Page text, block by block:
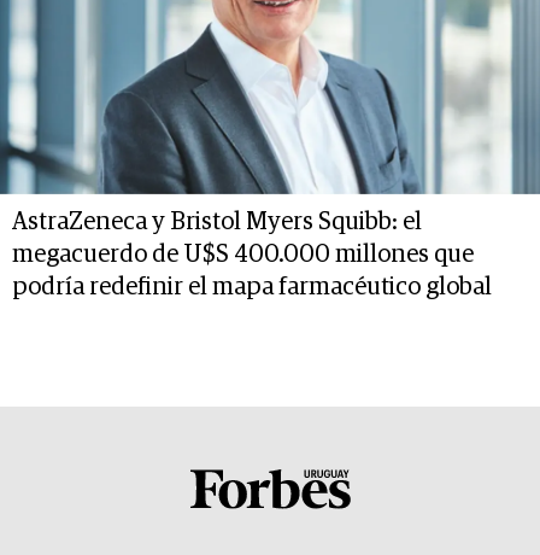
AstraZeneca y Bristol Myers Squibb: el
megacuerdo de U$S 400.000 millones que
podría redefinir el mapa farmacéutico global